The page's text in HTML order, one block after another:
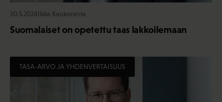
30.5.2024Ilkka Kaukoranta
Suomalaiset on opetettu taas lakkoilemaan
TASA-ARVO JA YHDENVERTAISUUS